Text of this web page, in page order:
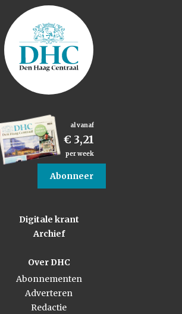
al vanaf
€ 3,21
per week
Abonneer
Digitale krant
Archief
Over DHC
Abonnementen
Adverteren
Redactie